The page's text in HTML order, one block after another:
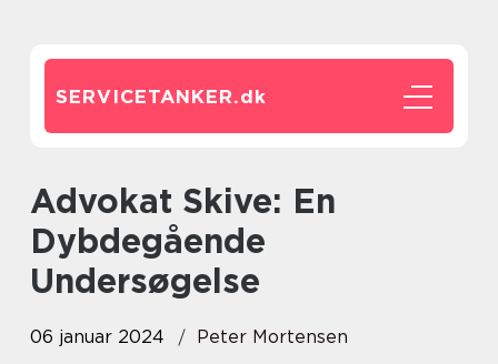
SERVICETANKER.dk
Advokat Skive: En
Dybdegående
Undersøgelse
06 januar 2024
Peter Mortensen